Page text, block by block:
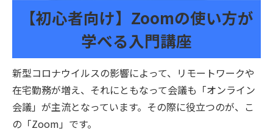
【初心者向け】Zoomの使い方が
学べる入門講座
新型コロナウイルスの影響によって、リモートワークや
在宅勤務が増え、それにともなって会議も「オンライン
会議」が主流となっています。その際に役立つのが、こ
の「Zoom」です。